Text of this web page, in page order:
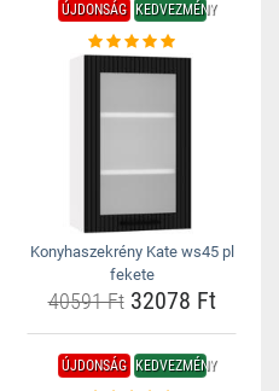
ÚJDONSÁG KEDVEZMÉNY
Konyhaszekrény Kate ws45 pl
fekete
40591 Ft32078 Ft
ÚJDONSÁG KEDVEZMÉNY